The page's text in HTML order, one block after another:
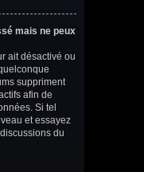
mais ne peux
ait désactivé ou
suppriment
afin de
Si tel
et essayez
du